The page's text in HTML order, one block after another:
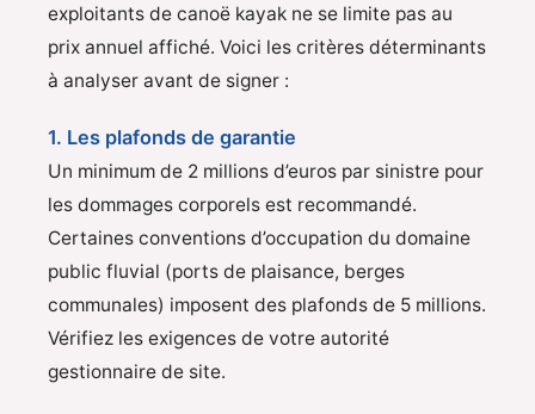
exploitants de canoë kayak ne se limite pas au
prix annuel affiché. Voici les critères déterminants
à analyser avant de signer :
1. Les plafonds de garantie
Un minimum de 2 millions d’euros par sinistre pour
les dommages corporels est recommandé.
Certaines conventions d’occupation du domaine
public fluvial (ports de plaisance, berges
communales) imposent des plafonds de 5 millions.
Vérifiez les exigences de votre autorité
gestionnaire de site.